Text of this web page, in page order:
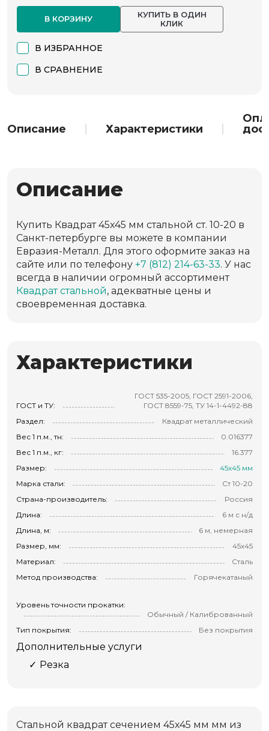
В КОРЗИНУ
КУПИТЬ В ОДИН
КЛИК
В ИЗБРАННОЕ
В СРАВНЕНИЕ
Описание Характеристики
Описание
Купить Квадрат 45х45 мм стальной ст. 10-20 в
Санкт-петербурге вы можете в компании
Евразия-Металл. Для этого оформите заказ на
сайте или по телефону +7 (812) 214-63-33. У нас
всегда в наличии огромный ассортимент
Квадрат стальной, адекватные цены и
своевременная доставка.
Характеристики
ГОСТ и ТУ:
ГОСТ 535-2005, ГОСТ 2591-2006,
ГОСТ 8559-75, ТУ 14-1-4492-88
Раздел:
Квадрат металлический
Вес 1 п.м., тн:
0.016377
Вес 1 п.м., кг:
16.377
Размер:
45х45 мм
Марка стали:
Ст 10-20
Страна-производитель:
Россия
Длина:
6 м с н/д
Длина, м:
6 м, немерная
Размер, мм:
45х45
Материал:
Сталь
Метод производства:
Горячекатаный
Уровень точности прокатки:
Обычный / Калиброванный
Тип покрытия:
Без покрытия
Дополнительные услуги
Резка
Стальной квадрат сечением 45х45 мм мм из